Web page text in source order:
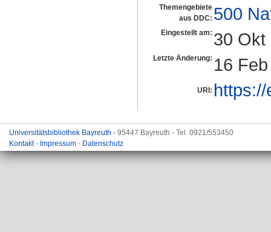
Themengebiete
aus DDC: 500
Eingestellt am: 30 Okt
Letzte Änderung: 16
URI:
Universitätsbibliothek Bayreuth - 95447 Bayreuth - Tel. 0921/553450
Kontakt- Impressum - Datenschutz